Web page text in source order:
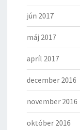
jún 2017
máj 2017
apríl 2017
december 2016
november 2016
október 2016